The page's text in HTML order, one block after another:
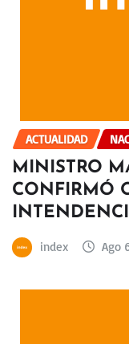
ACTUALIDAD
MINISTRO
CONFIRMÓ
index Ago